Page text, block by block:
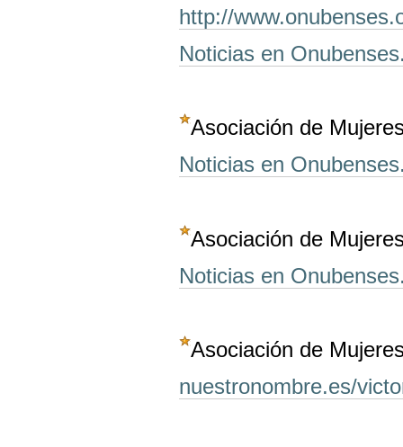
http://
Noticias en
Asociación de
Noticias en
Asociación de
Noticias en
Asociación de
nuestronombre.es/